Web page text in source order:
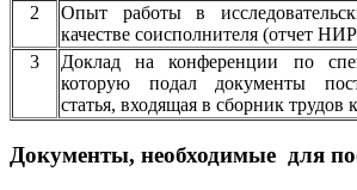
2
Опыт работы в
качестве соисполнителя (отчет
3
Доклад на конференции по
которую подал документы
статья, входящая в сборник трудов
Документы, необходимые для